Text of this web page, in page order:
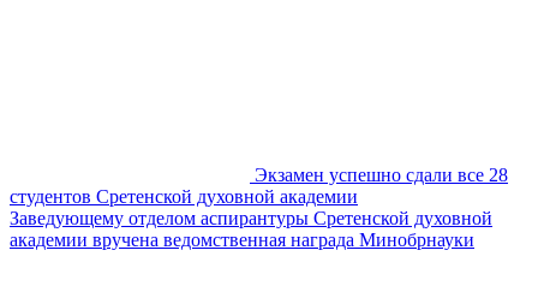
Экзамен успешно сдали все 28
студентов Сретенской духовной академии
Заведующему отделом аспирантуры Сретенской духовной
академии вручена ведомственная награда Минобрнауки